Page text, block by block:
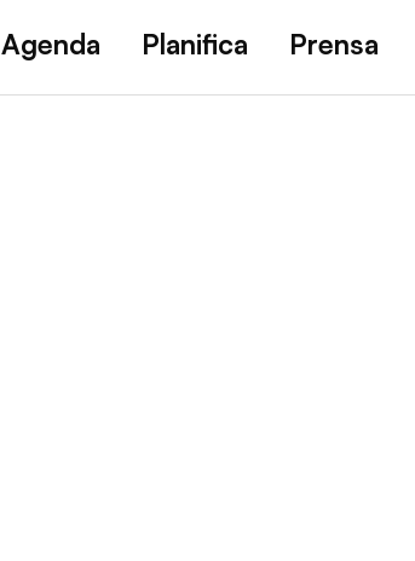
Agenda Planifica Prensa